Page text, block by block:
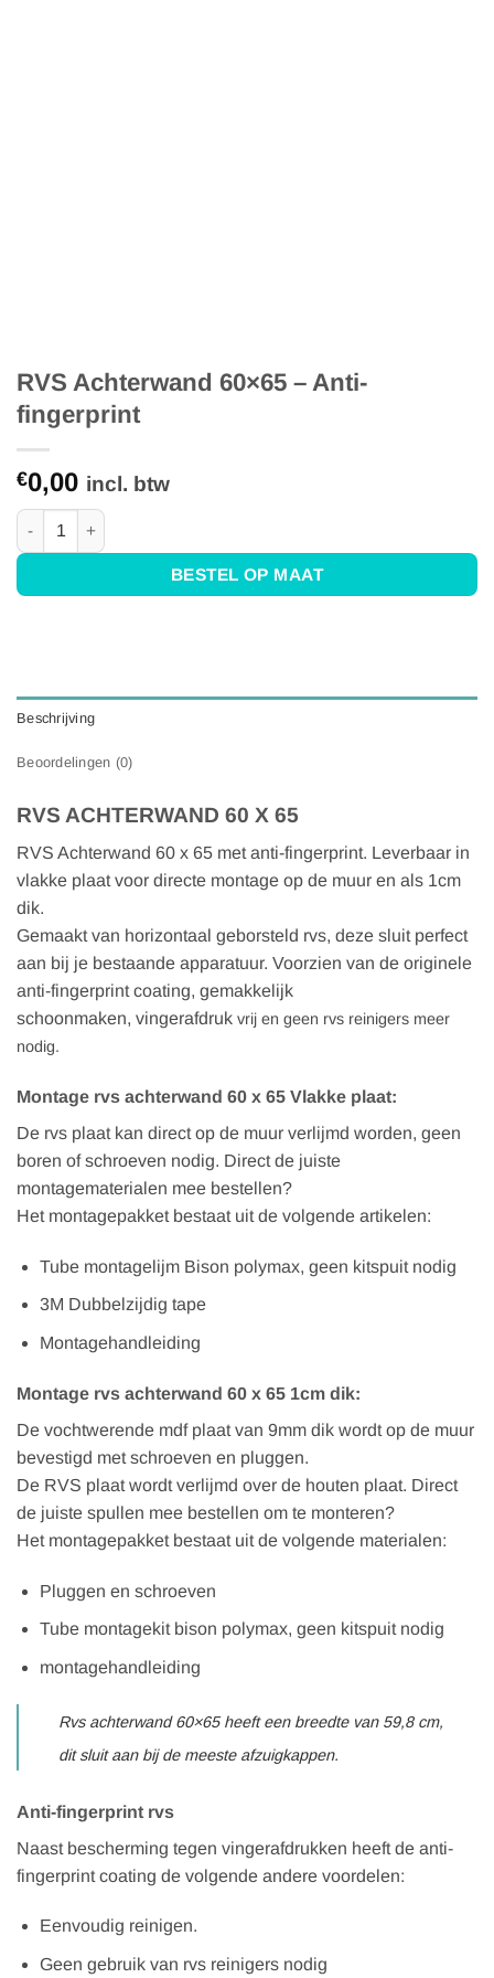
RVS Achterwand 60×65 – Anti-
fingerprint
€0,00 incl. btw
RVS Achterwand 60x65 - Anti-fingerprint aantal
BESTEL OP MAAT
Beschrijving
Beoordelingen (0)
RVS ACHTERWAND 60 X 65
RVS Achterwand 60 x 65 met anti-fingerprint. Leverbaar in
vlakke plaat voor directe montage op de muur en als 1cm
dik.
Gemaakt van horizontaal geborsteld rvs, deze sluit perfect
aan bij je bestaande apparatuur. Voorzien van de originele
anti-fingerprint coating, gemakkelijk
schoonmaken, vingerafdruk vrij en geen rvs reinigers meer
nodig.
Montage rvs achterwand 60 x 65 Vlakke plaat:
De rvs plaat kan direct op de muur verlijmd worden, geen
boren of schroeven nodig. Direct de juiste
montagematerialen mee bestellen?
Het montagepakket bestaat uit de volgende artikelen:
Tube montagelijm Bison polymax, geen kitspuit nodig
3M Dubbelzijdig tape
Montagehandleiding
Montage rvs achterwand 60 x 65 1cm dik:
De vochtwerende mdf plaat van 9mm dik wordt op de muur
bevestigd met schroeven en pluggen.
De RVS plaat wordt verlijmd over de houten plaat. Direct
de juiste spullen mee bestellen om te monteren?
Het montagepakket bestaat uit de volgende materialen:
Pluggen en schroeven
Tube montagekit bison polymax, geen kitspuit nodig
montagehandleiding
Rvs achterwand 60×65 heeft een breedte van 59,8 cm,
dit sluit aan bij de meeste afzuigkappen.
Anti-fingerprint rvs
Naast bescherming tegen vingerafdrukken heeft de anti-
fingerprint coating de volgende andere voordelen:
Eenvoudig reinigen.
Geen gebruik van rvs reinigers nodig